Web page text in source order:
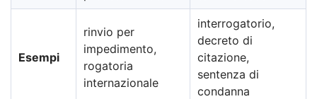
Esempi
rinvio per
impedimento,
rogatoria
internazionale
interrogatorio,
decreto di
citazione,
sentenza di
condanna